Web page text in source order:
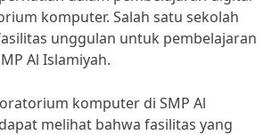
komputer. Salah satu sekolah
unggulan untuk pembelajaran
Al Islamiyah.
komputer di SMP Al
melihat bahwa fasilitas yang